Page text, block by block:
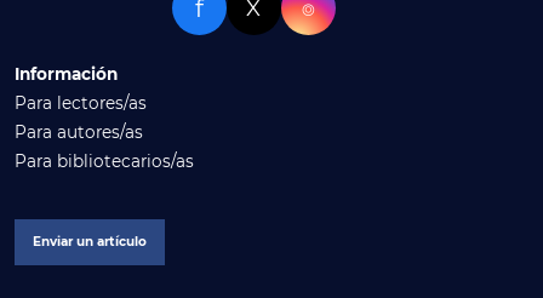
f X ⌾
Información
Para lectores/as
Para autores/as
Para bibliotecarios/as
Enviar un artículo